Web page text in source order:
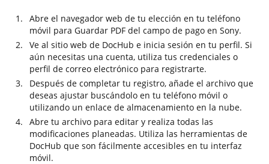
Abre el navegador web de tu elección en tu teléfono
móvil para Guardar PDF del campo de pago en Sony.
Ve al sitio web de DocHub e inicia sesión en tu perfil. Si
aún necesitas una cuenta, utiliza tus credenciales o
perfil de correo electrónico para registrarte.
Después de completar tu registro, añade el archivo que
deseas ajustar buscándolo en tu teléfono móvil o
utilizando un enlace de almacenamiento en la nube.
Abre tu archivo para editar y realiza todas las
modificaciones planeadas. Utiliza las herramientas de
DocHub que son fácilmente accesibles en tu interfaz
móvil.